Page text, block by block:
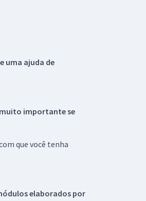
uma ajuda de
importante se
que você tenha
elaborados por